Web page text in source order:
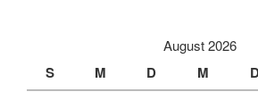
August 2026
S M D M